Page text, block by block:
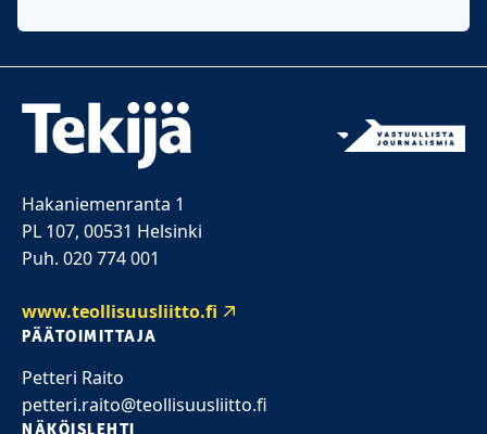
Hakaniemenranta 1
PL 107, 00531 Helsinki
Puh. 020 774 001
www.teollisuusliitto.fi
PÄÄTOIMITTAJA
Petteri Raito
petteri.raito@teollisuusliitto.fi
NÄKÖISLEHTI